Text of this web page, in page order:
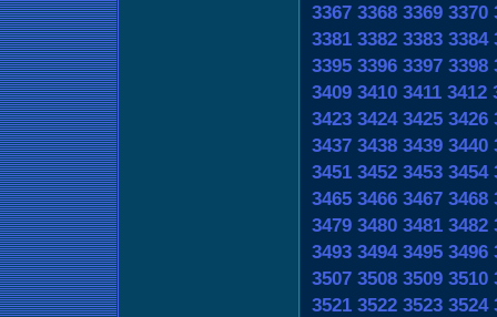
3367 3368 3369 3370
3381 3382 3383 3384
3395 3396 3397 3398
3409 3410 3411 3412
3423 3424 3425 3426
3437 3438 3439 3440
3451 3452 3453 3454
3465 3466 3467 3468
3479 3480 3481 3482
3493 3494 3495 3496
3507 3508 3509 3510
3521 3522 3523 3524